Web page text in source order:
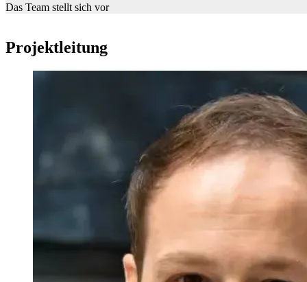
Das Team stellt sich vor
Projektleitung